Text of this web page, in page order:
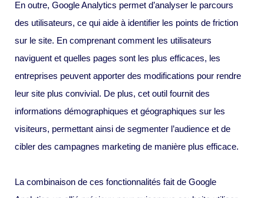
En outre, Google Analytics permet d’analyser le parcours
des utilisateurs, ce qui aide à identifier les points de friction
sur le site. En comprenant comment les utilisateurs
naviguent et quelles pages sont les plus efficaces, les
entreprises peuvent apporter des modifications pour rendre
leur site plus convivial. De plus, cet outil fournit des
informations démographiques et géographiques sur les
visiteurs, permettant ainsi de segmenter l’audience et de
cibler des campagnes marketing de manière plus efficace.
La combinaison de ces fonctionnalités fait de Google